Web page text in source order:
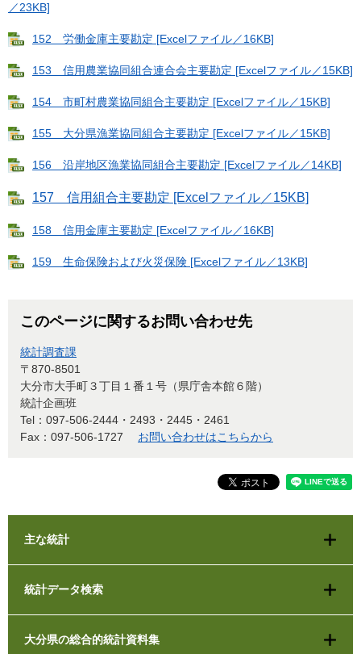
／23KB]
152 労働金庫主要勘定 [Excelファイル／16KB]
153 信用農業協同組合連合会主要勘定 [Excelファイル／15KB]
154 市町村農業協同組合主要勘定 [Excelファイル／15KB]
155 大分県漁業協同組合主要勘定 [Excelファイル／15KB]
156 沿岸地区漁業協同組合主要勘定 [Excelファイル／14KB]
157 信用組合主要勘定 [Excelファイル／15KB]
158 信用金庫主要勘定 [Excelファイル／16KB]
159 生命保険および火災保険 [Excelファイル／13KB]
このページに関するお問い合わせ先
統計調査課
〒870-8501
大分市大手町３丁目１番１号（県庁舎本館６階）
統計企画班
Tel：097-506-2444・2493・2445・2461
Fax：097-506-1727
お問い合わせはこちらから
主な統計
統計データ検索
大分県の総合的統計資料集